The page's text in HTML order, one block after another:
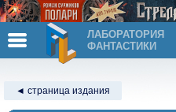
ЛАБОРАТОРИЯ
ФАНТАСТИКИ
◄ страница издания